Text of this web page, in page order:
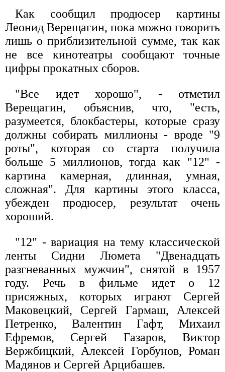
Как сообщил продюсер картины
Леонид Верещагин, пока можно говорить
лишь о приблизительной сумме, так как
не все кинотеатры сообщают точные
цифры прокатных сборов.
"Все идет хорошо", - отметил
Верещагин, объяснив, что, "есть,
разумеется, блокбастеры, которые сразу
должны собирать миллионы - вроде "9
роты", которая со старта получила
больше 5 миллионов, тогда как "12" -
картина камерная, длинная, умная,
сложная". Для картины этого класса,
убежден продюсер, результат очень
хороший.
"12" - вариация на тему классической
ленты Сидни Люмета "Двенадцать
разгневанных мужчин", снятой в 1957
году. Речь в фильме идет о 12
присяжных, которых играют Сергей
Маковецкий, Сергей Гармаш, Алексей
Петренко, Валентин Гафт, Михаил
Ефремов, Сергей Газаров, Виктор
Вержбицкий, Алексей Горбунов, Роман
Мадянов и Сергей Арцибашев.